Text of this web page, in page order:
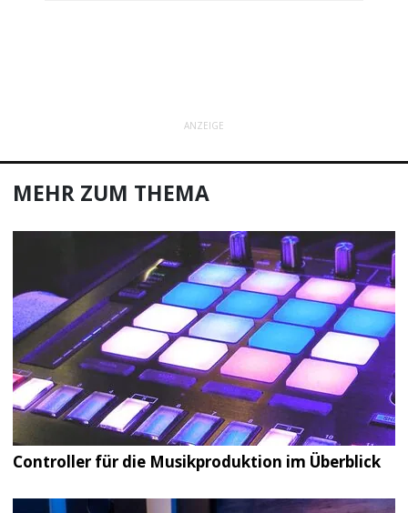
ANZEIGE
MEHR ZUM THEMA
Controller für die Musikproduktion im Überblick